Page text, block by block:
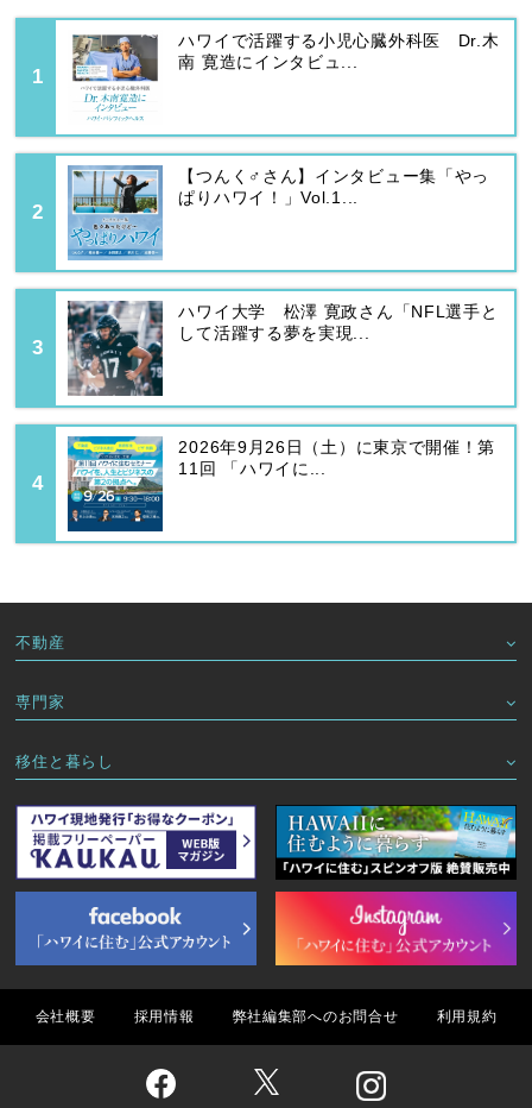
ハワイで活躍する小児心臓外科医 Dr.木
南 寛造にインタビュ...
【つんく♂さん】インタビュー集「やっ
ぱりハワイ！」Vol.1...
ハワイ大学 松澤 寛政さん「NFL選手と
して活躍する夢を実現...
2026年9月26日（土）に東京で開催！第
11回 「ハワイに...
不動産
専門家
移住と暮らし
会社概要 採用情報 弊社編集部へのお問合せ 利用規約